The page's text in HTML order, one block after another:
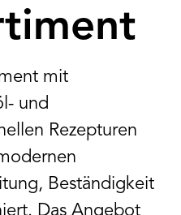
mit
und
Rezepturen
Beständigkeit
Das Angebot